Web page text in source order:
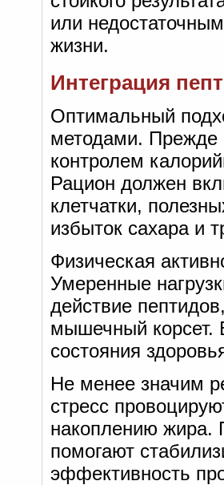
или
жизни.
Интеграция
Оптимальный
методами. Прежде
контролем
Рацион должен
клетчатки,
избыток сахара и
Физическая
Умеренные
действие
мышечный корсет.
состояния
Не менее значим
стресс
накоплению жира.
помогают
эффективность